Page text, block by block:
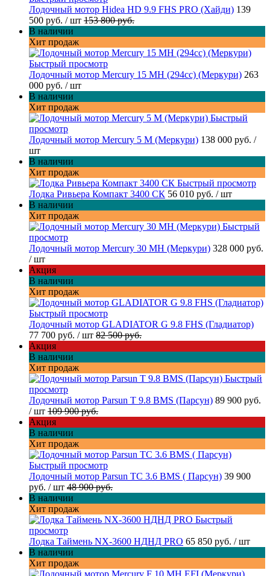
Лодочный мотор Hidea HD 9.9 FHS PRO (Хайди) 139
500 руб. / шт 153 800 руб.
В наличии
Хит продаж
Быстрый просмотр
Лодочный мотор Mercury 15 MH (294cc) (Меркури) 263
000 руб. / шт
В наличии
Хит продаж
Быстрый
просмотр
Лодочный мотор Mercury 5 M (Меркури) 138 000 руб. /
шт
В наличии
Хит продаж
Быстрый просмотр
Лодка Ривьера Компакт 3400 СК 56 010 руб. / шт
В наличии
Хит продаж
Быстрый
просмотр
Лодочный мотор Mercury 30 MH (Меркури) 328 000 руб.
/ шт
Акция
В наличии
Хит продаж
Быстрый просмотр
Лодочный мотор GLADIATOR G 9.8 FHS (Гладиатор)
77 700 руб. / шт 82 500 руб.
Акция
В наличии
Хит продаж
Быстрый
просмотр
Лодочный мотор Parsun T 9.8 BMS (Парсун) 89 900 руб.
/ шт 109 900 руб.
Акция
В наличии
Хит продаж
Быстрый просмотр
Лодочный мотор Parsun TC 3.6 BMS ( Парсун) 39 900
руб. / шт 48 900 руб.
В наличии
Хит продаж
Быстрый
просмотр
Лодка Таймень NX-3600 НДНД PRO 65 850 руб. / шт
В наличии
Хит продаж